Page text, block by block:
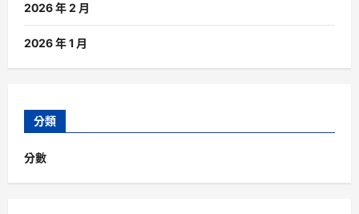
2026 年 2 月
2026 年 1 月
分類
分數